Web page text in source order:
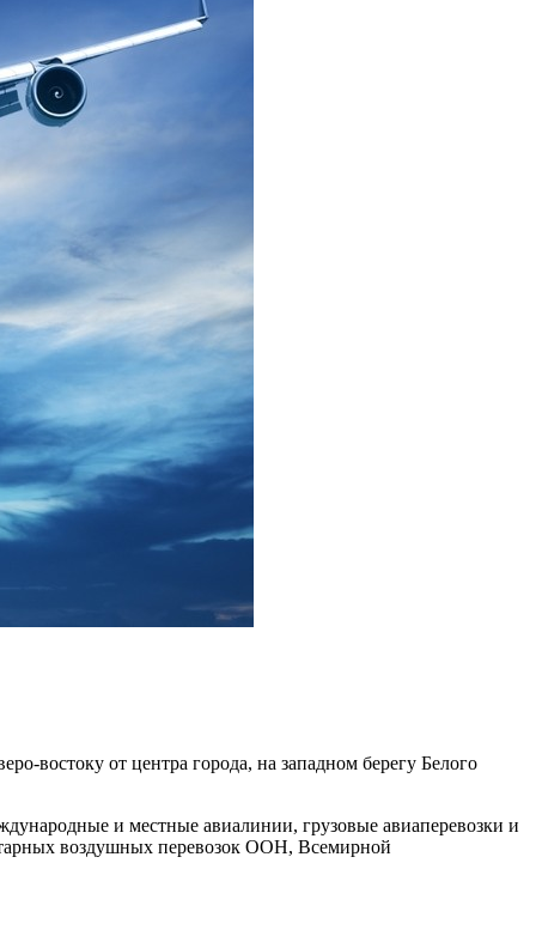
от центра города, на западном берегу Белого
и местные авиалинии, грузовые авиаперевозки и
воздушных перевозок ООН, Всемирной